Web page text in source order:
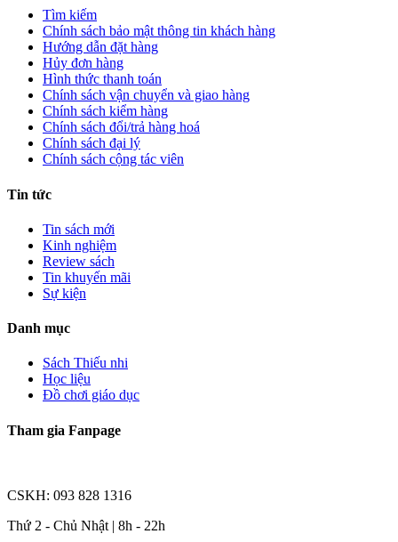
Tìm kiếm
Chính sách bảo mật thông tin khách hàng
Hướng dẫn đặt hàng
Hủy đơn hàng
Hình thức thanh toán
Chính sách vận chuyển và giao hàng
Chính sách kiểm hàng
Chính sách đổi/trả hàng hoá
Chính sách đại lý
Chính sách cộng tác viên
Tin tức
Tin sách mới
Kinh nghiệm
Review sách
Tin khuyến mãi
Sự kiện
Danh mục
Sách Thiếu nhi
Học liệu
Đồ chơi giáo dục
Tham gia Fanpage
CSKH: 093 828 1316
Thứ 2 - Chủ Nhật | 8h - 22h